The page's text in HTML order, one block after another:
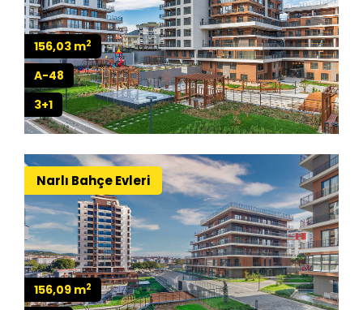
156,03 m2
A-48
3+1
Narlı Bahçe Evleri
156,09 m2